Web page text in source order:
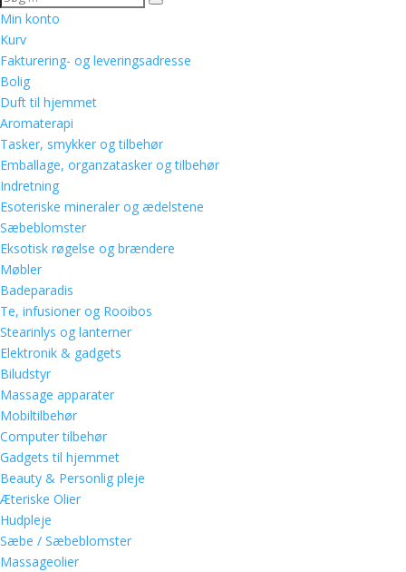
Min konto
Kurv
Fakturering- og leveringsadresse
Bolig
Duft til hjemmet
Aromaterapi
Tasker, smykker og tilbehør
Emballage, organzatasker og tilbehør
Indretning
Esoteriske mineraler og ædelstene
Sæbeblomster
Eksotisk røgelse og brændere
Møbler
Badeparadis
Te, infusioner og Rooibos
Stearinlys og lanterner
Elektronik & gadgets
Biludstyr
Massage apparater
Mobiltilbehør
Computer tilbehør
Gadgets til hjemmet
Beauty & Personlig pleje
Æteriske Olier
Hudpleje
Sæbe / Sæbeblomster
Massageolier